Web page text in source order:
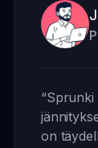
“Sprunki
on